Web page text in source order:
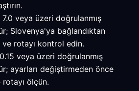
veya üzeri doğrulanmış
Slovenya'ya bağlandıktan
rotayı kontrol edin.
veya üzeri doğrulanmış
ayarları değiştirmeden önce
ölçün.